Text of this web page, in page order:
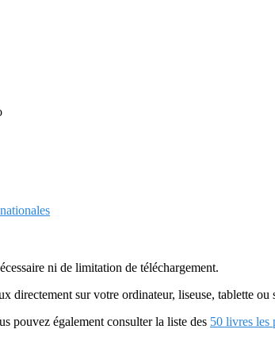
ni de limitation de téléchargement.
directement sur votre ordinateur, liseuse, tablette ou
pouvez également consulter la liste des 50 livres les